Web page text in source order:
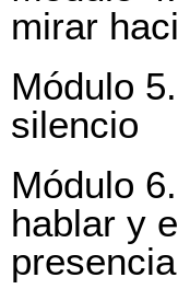
mirar
Módulo
silencio
Módulo
hablar y
presencia